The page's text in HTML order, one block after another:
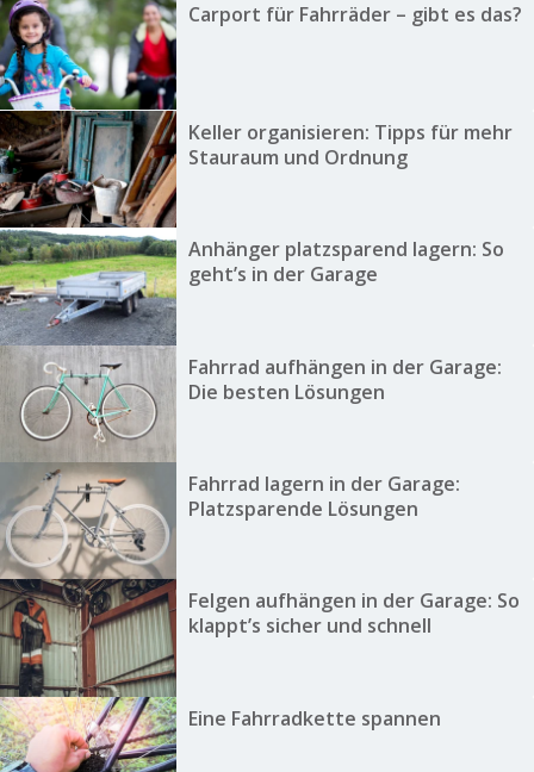
Carport für Fahrräder – gibt es das?
Keller organisieren: Tipps für mehr
Stauraum und Ordnung
Anhänger platzsparend lagern: So
geht’s in der Garage
Fahrrad aufhängen in der Garage:
Die besten Lösungen
Fahrrad lagern in der Garage:
Platzsparende Lösungen
Felgen aufhängen in der Garage: So
klappt’s sicher und schnell
Eine Fahrradkette spannen